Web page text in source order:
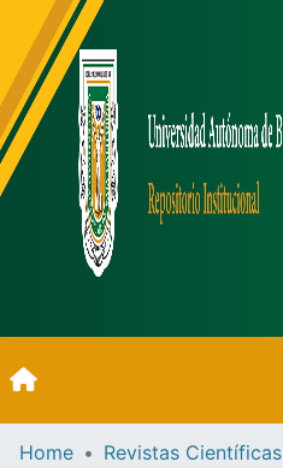
Inicio
Home
Revistas Científicas